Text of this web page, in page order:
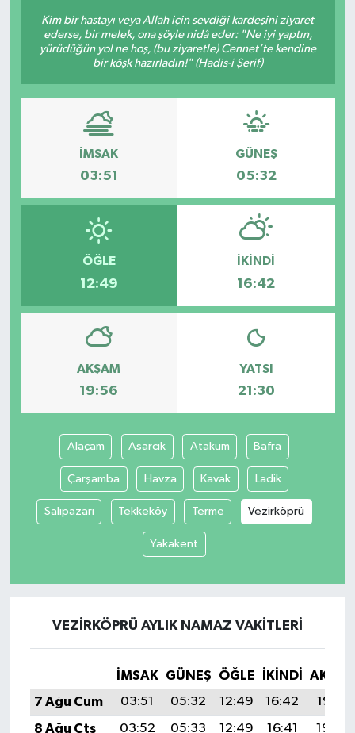
Kim bir hastayı veya Allah için sevdiği kardeşini ziyaret
ederse, bir melek, ona şöyle nidâ eder: "Ne iyi yaptın,
yürüdüğün yol ne hoş, (bu ziyaretle) Cennet’te kendine
bir köşk hazırladın!" (Hadis-i Şerif)
İMSAK
03:51
GÜNEŞ
05:32
ÖĞLE
12:49
İKINDI
16:42
AKŞAM
19:56
YATSI
21:30
Alaçam Asarcık Atakum Bafra
Çarşamba Havza Kavak Ladik
Salıpazarı Tekkeköy Terme Vezirköprü
Yakakent
VEZIRKÖPRÜ AYLIK NAMAZ VAKITLERI
İMSAK GÜNEŞ ÖĞLE İKINDI
7 Ağu Cum
03:51 05:32 12:49 16:42
19:56
8 Ağu Cts
03:52 05:33 12:49 16:41
19:54